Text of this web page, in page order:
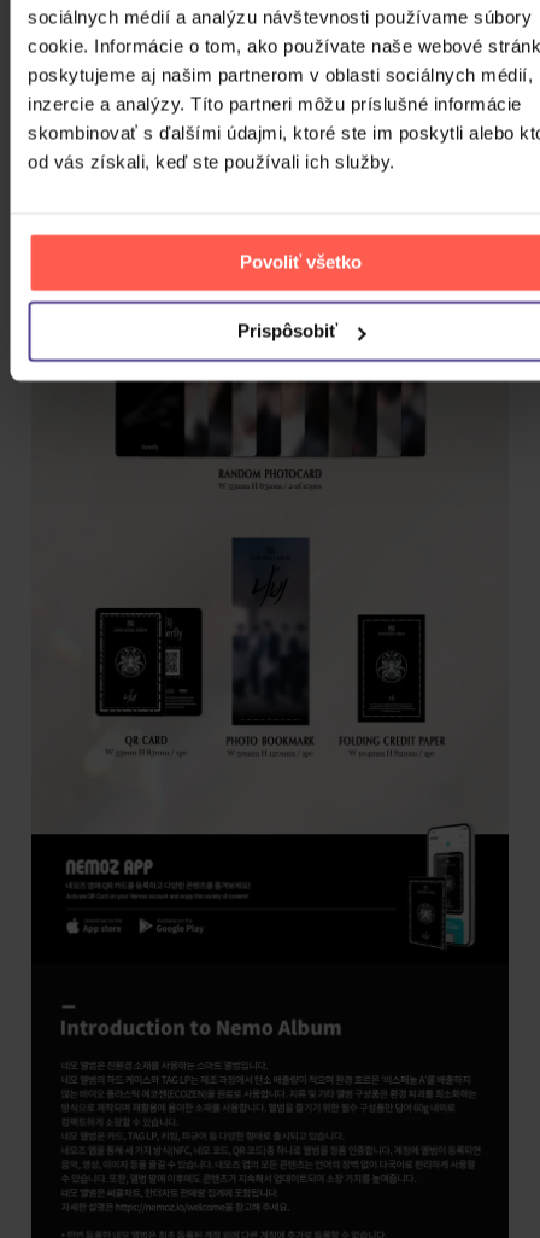
sociálnych médií a analýzu návštevnosti používame súbory
cookie. Informácie o tom, ako používate naše webové
poskytujeme aj našim partnerom v oblasti sociálnych médií,
inzercie a analýzy. Títo partneri môžu príslušné informácie
skombinovať s ďalšími údajmi, ktoré ste im poskytli alebo
od vás získali, keď ste používali ich služby.
Povoliť všetko
Prispôsobiť